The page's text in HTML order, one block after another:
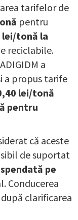
tarifelor de
pentru
lei/tonă la
reciclabile.
a
a propus tarife
lei/tonă
pentru
că aceste
de suportat
pe
Conducerea
clarificarea